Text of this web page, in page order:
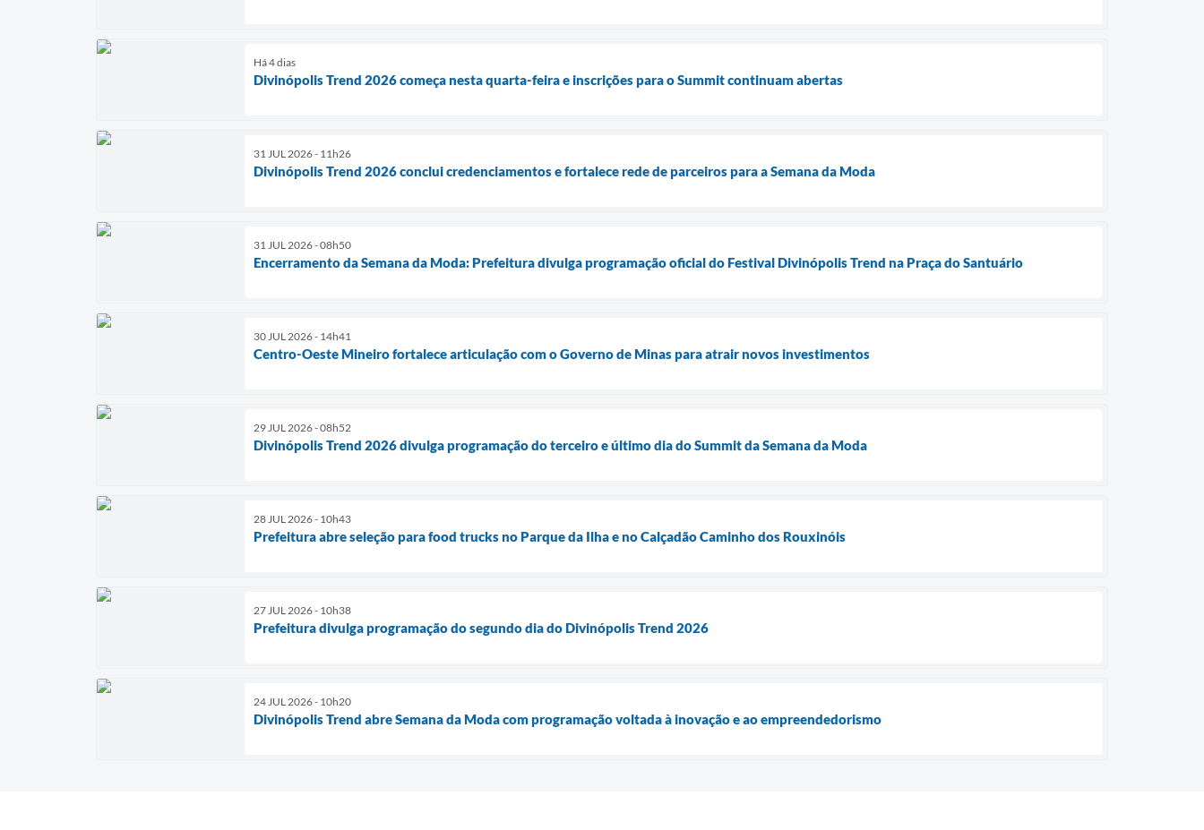
Há 4 dias
Divinópolis Trend 2026 começa nesta quarta-feira e inscrições para o Summit continuam abertas
31 JUL 2026 - 11h26
Divinópolis Trend 2026 conclui credenciamentos e fortalece rede de parceiros para a Semana da Moda
31 JUL 2026 - 08h50
Encerramento da Semana da Moda: Prefeitura divulga programação oficial do Festival Divinópolis Trend na Praça do Santuário
30 JUL 2026 - 14h41
Centro-Oeste Mineiro fortalece articulação com o Governo de Minas para atrair novos investimentos
29 JUL 2026 - 08h52
Divinópolis Trend 2026 divulga programação do terceiro e último dia do Summit da Semana da Moda
28 JUL 2026 - 10h43
Prefeitura abre seleção para food trucks no Parque da Ilha e no Calçadão Caminho dos Rouxinóis
27 JUL 2026 - 10h38
Prefeitura divulga programação do segundo dia do Divinópolis Trend 2026
24 JUL 2026 - 10h20
Divinópolis Trend abre Semana da Moda com programação voltada à inovação e ao empreendedorismo